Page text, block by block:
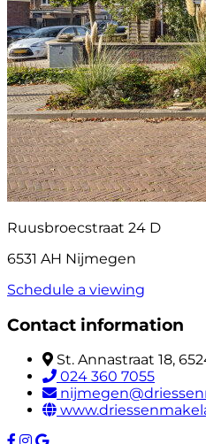
Ruusbroecstraat 24 D
6531 AH Nijmegen
Schedule a viewing
Contact information
St. Annastraat 18,
024 360 7055